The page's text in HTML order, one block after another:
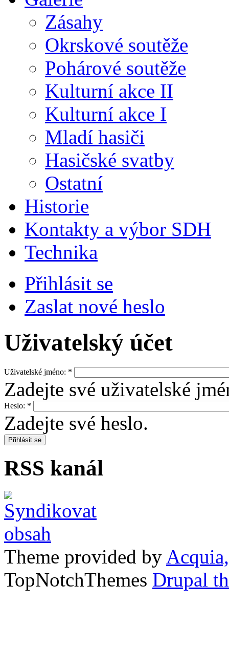
Zásahy
Okrskové soutěže
Pohárové soutěže
Kulturní akce II
Kulturní akce I
Mladí hasiči
Hasičské svatby
Ostatní
Historie
Kontakty a výbor SDH
Technika
Přihlásit se
Zaslat nové heslo
Uživatelský účet
Uživatelské jméno: *
Zadejte své uživatelské
Heslo: *
Zadejte své heslo.
RSS kanál
Theme provided by
TopNotchThemes Drupal